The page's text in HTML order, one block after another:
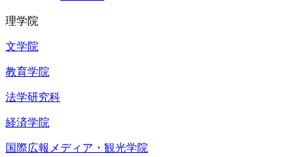
理学院
文学院
教育学院
法学研究科
経済学院
国際広報メディア・観光学院